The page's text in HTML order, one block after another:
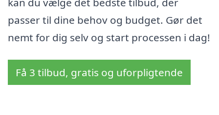
passer til dine behov og budget. Gør det
nemt for dig selv og start processen i dag!
Få 3 tilbud, gratis og uforpligtende